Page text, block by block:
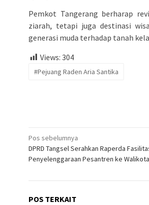
Pemkot Tangerang berharap
ziarah, tetapi juga destinasi
generasi muda terhadap tanah
Views: 304
#Pejuang Raden Aria Santika
Navigasi
pos
Pos sebelumnya
DPRD Tangsel Serahkan Raperda
Penyelenggaraan Pesantren ke Walikota
POS TERKAIT